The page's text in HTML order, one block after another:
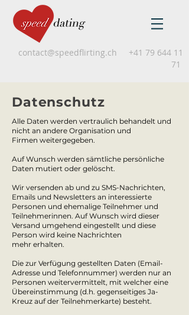
contact@speedflirting.ch
+41 79 644 11
71
Datenschutz
Alle Daten werden vertraulich behandelt und
nicht an andere Organisation und
Firmen weitergegeben.
Auf Wunsch werden sämtliche persönliche
Daten mutiert oder gelöscht.
Wir versenden ab und zu SMS-Nachrichten,
Emails und Newsletters an interessierte
Personen und ehemalige Teilnehmer und
Teilnehmerinnen. Auf Wunsch wird dieser
Versand umgehend eingestellt und diese
Person wird keine Nachrichten
mehr erhalten.
Die zur Verfügung gestellten Daten (Email-
Adresse und Telefonnummer) werden nur an
Personen weitervermittelt, mit welcher eine
Übereinstimmung (d.h. gegenseitiges Ja-
Kreuz auf der Teilnehmerkarte) besteht.